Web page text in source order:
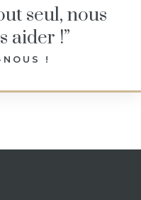
seul, nous
aider !”
!